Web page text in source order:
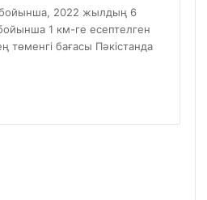
бойынша, 2022 жылдың 6
1 км-ге есептелген
төменгі бағасы Пәкістанда